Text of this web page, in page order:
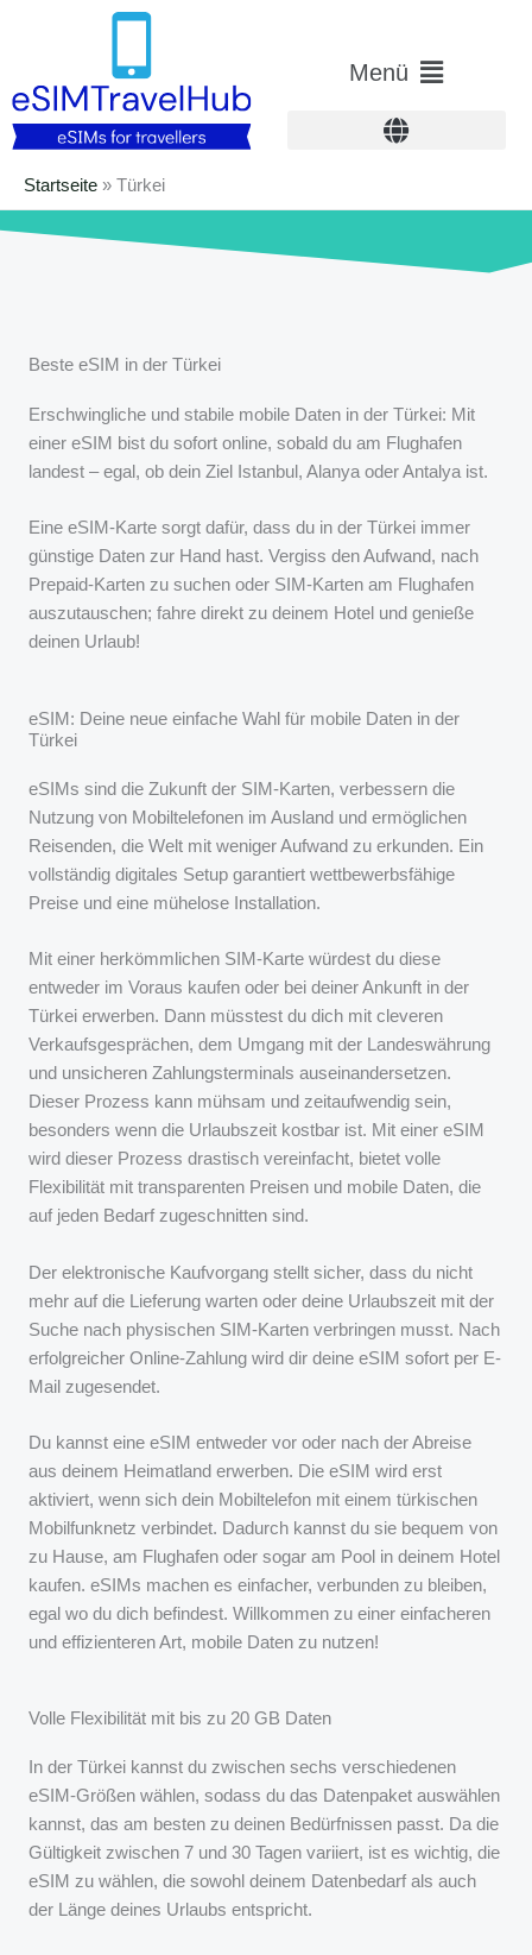
Hauptmenü
Menü
Startseite » Türkei
Beste eSIM in der Türkei
Erschwingliche und stabile mobile Daten in der Türkei: Mit
einer eSIM bist du sofort online, sobald du am Flughafen
landest – egal, ob dein Ziel Istanbul, Alanya oder Antalya ist.
Eine eSIM-Karte sorgt dafür, dass du in der Türkei immer
günstige Daten zur Hand hast. Vergiss den Aufwand, nach
Prepaid-Karten zu suchen oder SIM-Karten am Flughafen
auszutauschen; fahre direkt zu deinem Hotel und genieße
deinen Urlaub!
eSIM: Deine neue einfache Wahl für mobile Daten in der
Türkei
eSIMs sind die Zukunft der SIM-Karten, verbessern die
Nutzung von Mobiltelefonen im Ausland und ermöglichen
Reisenden, die Welt mit weniger Aufwand zu erkunden. Ein
vollständig digitales Setup garantiert wettbewerbsfähige
Preise und eine mühelose Installation.
Mit einer herkömmlichen SIM-Karte würdest du diese
entweder im Voraus kaufen oder bei deiner Ankunft in der
Türkei erwerben. Dann müsstest du dich mit cleveren
Verkaufsgesprächen, dem Umgang mit der Landeswährung
und unsicheren Zahlungsterminals auseinandersetzen.
Dieser Prozess kann mühsam und zeitaufwendig sein,
besonders wenn die Urlaubszeit kostbar ist. Mit einer eSIM
wird dieser Prozess drastisch vereinfacht, bietet volle
Flexibilität mit transparenten Preisen und mobile Daten, die
auf jeden Bedarf zugeschnitten sind.
Der elektronische Kaufvorgang stellt sicher, dass du nicht
mehr auf die Lieferung warten oder deine Urlaubszeit mit der
Suche nach physischen SIM-Karten verbringen musst. Nach
erfolgreicher Online-Zahlung wird dir deine eSIM sofort per E-
Mail zugesendet.
Du kannst eine eSIM entweder vor oder nach der Abreise
aus deinem Heimatland erwerben. Die eSIM wird erst
aktiviert, wenn sich dein Mobiltelefon mit einem türkischen
Mobilfunknetz verbindet. Dadurch kannst du sie bequem von
zu Hause, am Flughafen oder sogar am Pool in deinem Hotel
kaufen. eSIMs machen es einfacher, verbunden zu bleiben,
egal wo du dich befindest. Willkommen zu einer einfacheren
und effizienteren Art, mobile Daten zu nutzen!
Volle Flexibilität mit bis zu 20 GB Daten
In der Türkei kannst du zwischen sechs verschiedenen
eSIM-Größen wählen, sodass du das Datenpaket auswählen
kannst, das am besten zu deinen Bedürfnissen passt. Da die
Gültigkeit zwischen 7 und 30 Tagen variiert, ist es wichtig, die
eSIM zu wählen, die sowohl deinem Datenbedarf als auch
der Länge deines Urlaubs entspricht.